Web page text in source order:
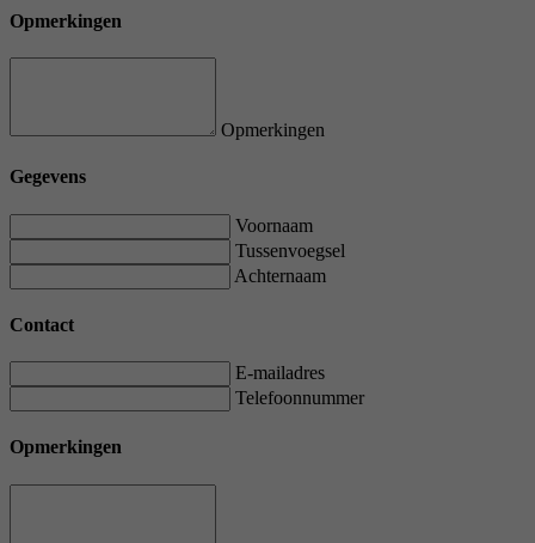
Opmerkingen
Opmerkingen
Gegevens
Voornaam
Tussenvoegsel
Achternaam
Contact
E-mailadres
Telefoonnummer
Opmerkingen